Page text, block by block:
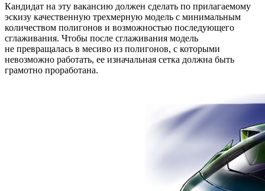
Кандидат на эту вакансию должен сделать по прилагаемому
эскизу качественную трехмерную модель с минимальным
количеством полигонов и возможностью последующего
сглаживания. Чтобы после сглаживания модель
не превращалась в месиво из полигонов, с которыми
невозможно работать, ее изначальная сетка должна быть
грамотно проработана.